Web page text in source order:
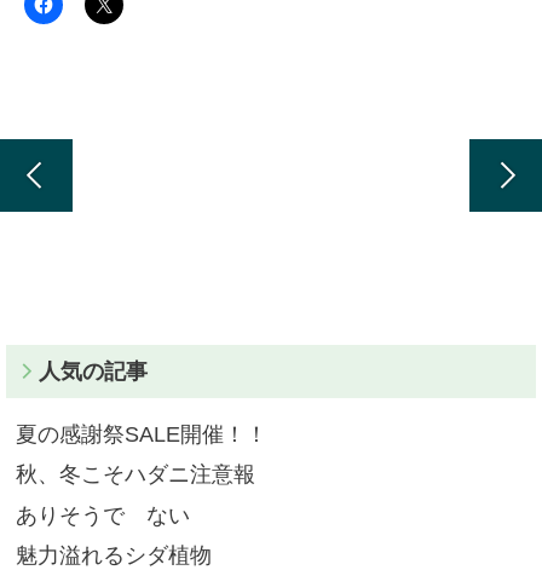
人気の記事
夏の感謝祭SALE開催！！
秋、冬こそハダニ注意報
ありそうで ない
魅力溢れるシダ植物